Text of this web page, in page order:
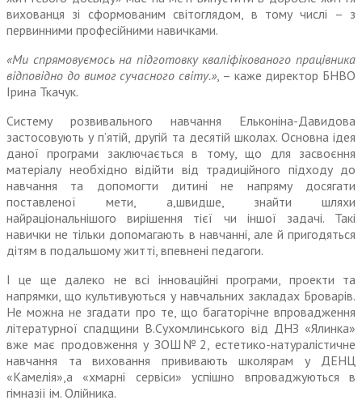
вихованця зі сформованим світо­глядом, в тому числі – з
первин­ними професійними навичками.
«Ми спрямовуємось на підго­товку кваліфікованого працівника
відповідно до вимог сучасного світу.», – каже директор БНВО
Ірина Ткачук.
Систему розвивального навчання Ельконіна-Давидова
застосовують у п’ятій, другій та десятій школах. Основна ідея
даної програми заключається в тому, що для засвоєння
матеріалу необхідно відійти від традицій­ного підходу до
навчання та допо­могти дитині не напряму досягати
поставленої мети, а,швидше, зна­йти шляхи
найраціональнішого вирішення тієї чи іншої задачі. Такі
навички не тільки допомагають в навчанні, але й пригодяться
дітям в подальшому житті, впевнені педагоги.
І це ще далеко не всі інноваційні програми, проекти та
напрямки, що культивуються у навчальних закладах Броварів.
Не можна не згадати про те, що багаторічне впровадження
літературної спад­щини В.Сухомлинського від ДНЗ «Ялинка»
вже має продовження у ЗОШ№2, естетико-натуралістичне
навчання та виховання привива­ють школярам у ДЕНЦ
«Камелія»,а «хмарні сервіси» успішно впрова­джуються в
гімназії ім. Олійника.